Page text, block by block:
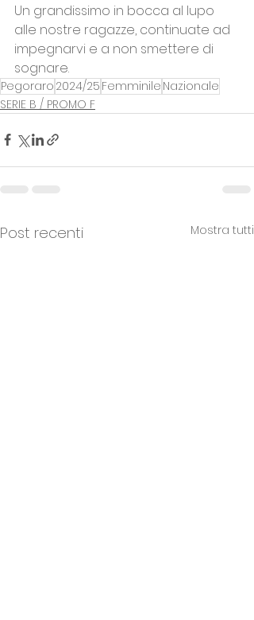
Un grandissimo in bocca al lupo
alle nostre ragazze, continuate ad
impegnarvi e a non smettere di
sognare.
Pegoraro 2024/25 Femminile Nazionale
SERIE B / PROMO F
Post recenti Mostra tutti